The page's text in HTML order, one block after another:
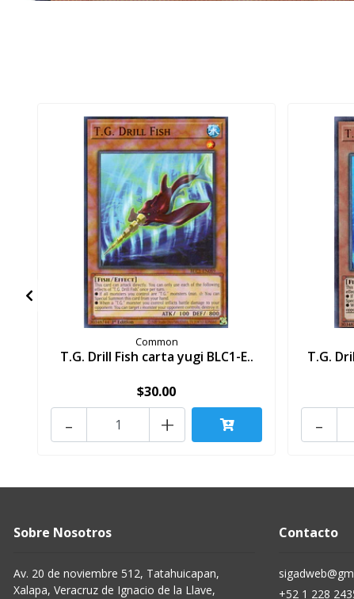
Common
T.G. Drill Fish carta yugi BLC1-E..
$30.00
+
-
T.G.
-
Sobre Nosotros
Av. 20 de noviembre 512, Tatahuicapan,
Xalapa, Veracruz de Ignacio de la Llave,
Contacto
+52 1 228